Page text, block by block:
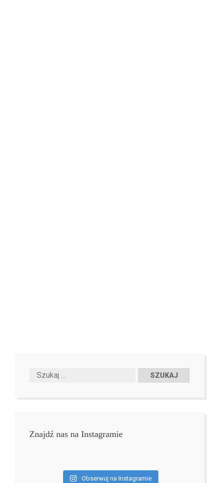
Znajdź nas na Instagramie
Obserwuj na Instagramie